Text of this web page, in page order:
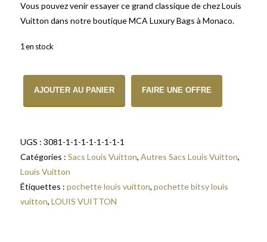
Vous pouvez venir essayer ce grand classique de chez Louis
Vuitton dans notre boutique MCA Luxury Bags à Monaco.
1 en stock
AJOUTER AU PANIER FAIRE UNE OFFRE
UGS : 3081-1-1-1-1-1-1-1-1
Catégories : Sacs Louis Vuitton, Autres Sacs Louis Vuitton,
Louis Vuitton
Étiquettes : pochette louis vuitton, pochette bitsy louis
vuitton, LOUIS VUITTON